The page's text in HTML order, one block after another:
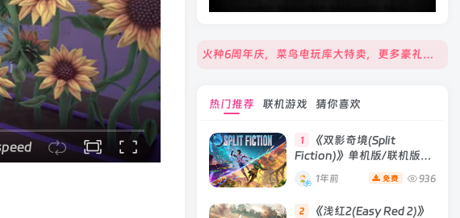
火种6周年庆，菜鸟电玩库大特卖，更多豪礼等你来领！
热门推荐 联机游戏 猜你喜欢
1
《双影奇境(Split
Fiction)》单机版/联机版
[v1.0 单机版/联机版]
1年前 免费 936
2
《浅红2(Easy Red 2)》